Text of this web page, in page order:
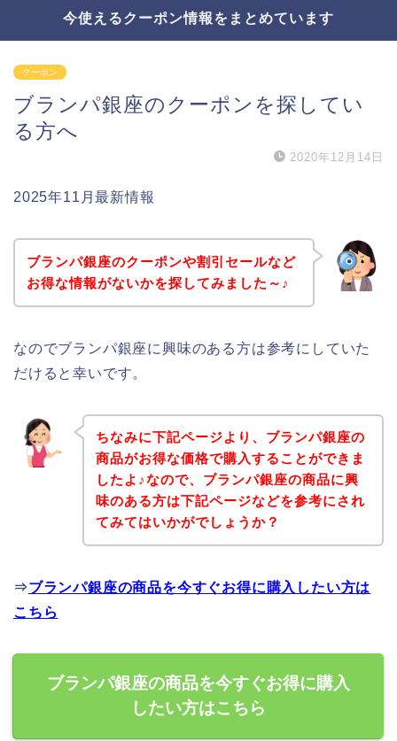
今使えるクーポン情報をまとめています
クーポン
ブランパ銀座のクーポンを探してい
る方へ
2020年12月14日
2025年11月最新情報
ブランパ銀座のクーポンや割引セールなど
お得な情報がないかを探してみました～♪
なのでブランパ銀座に興味のある方は参考にしていた
だけると幸いです。
ちなみに下記ページより、ブランパ銀座の
商品がお得な価格で購入することができま
したよ♪なので、ブランパ銀座の商品に興
味のある方は下記ページなどを参考にされ
てみてはいかがでしょうか？
⇒ブランパ銀座の商品を今すぐお得に購入したい方は
こちら
ブランパ銀座の商品を今すぐお得に購入
したい方はこちら